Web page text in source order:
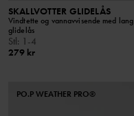
SKALLVOTTER GLIDELÅS
Vindtette og vannavvisende med lang
glidelås
Stl : 1-4
279 kr
PO.P WEATHER PRO®